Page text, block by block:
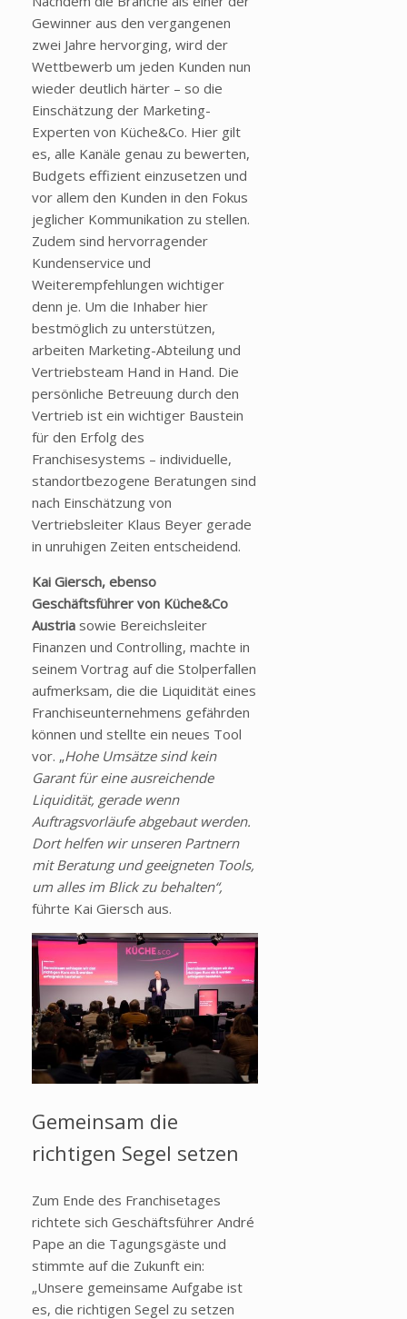
Gewinner aus den vergangenen
zwei Jahre hervorging, wird der
Wettbewerb um jeden Kunden nun
wieder deutlich härter – so die
Einschätzung der Marketing-
Experten von Küche&Co. Hier gilt
es, alle Kanäle genau zu bewerten,
Budgets effizient einzusetzen und
vor allem den Kunden in den Fokus
jeglicher Kommunikation zu stellen.
Zudem sind hervorragender
Kundenservice und
Weiterempfehlungen wichtiger
denn je. Um die Inhaber hier
bestmöglich zu unterstützen,
arbeiten Marketing-Abteilung und
Vertriebsteam Hand in Hand. Die
persönliche Betreuung durch den
Vertrieb ist ein wichtiger Baustein
für den Erfolg des
Franchisesystems – individuelle,
standortbezogene Beratungen sind
nach Einschätzung von
Vertriebsleiter Klaus Beyer gerade
in unruhigen Zeiten entscheidend.
Kai Giersch, ebenso
Geschäftsführer von Küche&Co
Austria sowie Bereichsleiter
Finanzen und Controlling, machte in
seinem Vortrag auf die Stolperfallen
aufmerksam, die die Liquidität eines
Franchiseunternehmens gefährden
können und stellte ein neues Tool
vor. „Hohe Umsätze sind kein
Garant für eine ausreichende
Liquidität, gerade wenn
Auftragsvorläufe abgebaut werden.
Dort helfen wir unseren Partnern
mit Beratung und geeigneten Tools,
um alles im Blick zu behalten“,
führte Kai Giersch aus.
Gemeinsam die
richtigen Segel setzen
Zum Ende des Franchisetages
richtete sich Geschäftsführer André
Pape an die Tagungsgäste und
stimmte auf die Zukunft ein:
„Unsere gemeinsame Aufgabe ist
es, die richtigen Segel zu setzen